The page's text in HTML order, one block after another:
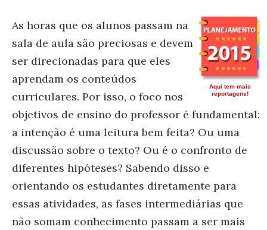
Aqui tem mais
reportagens!
As horas que os alunos passam na
sala de aula são preciosas e devem
ser direcionadas para que eles
aprendam os conteúdos
curriculares. Por isso, o foco nos
objetivos de ensino do professor é fundamental:
a intenção é uma leitura bem feita? Ou uma
discussão sobre o texto? Ou é o confronto de
diferentes hipóteses? Sabendo disso e
orientando os estudantes diretamente para
essas atividades, as fases intermediárias que
não somam conhecimento passam a ser mais